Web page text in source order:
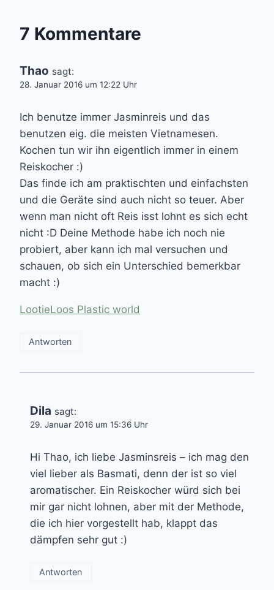
7 Kommentare
Thao sagt:
28. Januar 2016 um 12:22 Uhr
Ich benutze immer Jasminreis und das
benutzen eig. die meisten Vietnamesen.
Kochen tun wir ihn eigentlich immer in einem
Reiskocher :)
Das finde ich am praktischten und einfachsten
und die Geräte sind auch nicht so teuer. Aber
wenn man nicht oft Reis isst lohnt es sich echt
nicht :D Deine Methode habe ich noch nie
probiert, aber kann ich mal versuchen und
schauen, ob sich ein Unterschied bemerkbar
macht :)
LootieLoos Plastic world
Antworten
Dila sagt:
29. Januar 2016 um 15:36 Uhr
Hi Thao, ich liebe Jasminsreis – ich mag den
viel lieber als Basmati, denn der ist so viel
aromatischer. Ein Reiskocher würd sich bei
mir gar nicht lohnen, aber mit der Methode,
die ich hier vorgestellt hab, klappt das
dämpfen sehr gut :)
Antworten